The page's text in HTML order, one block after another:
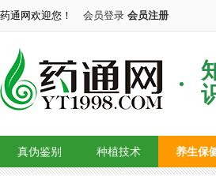
药通网欢迎您！ 会员登录 会员注册
真伪鉴别 种植技术 养生保